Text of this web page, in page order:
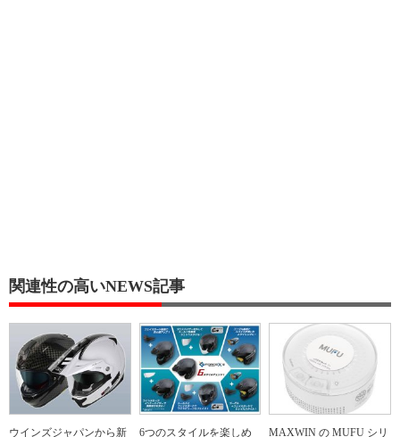
関連性の高いNEWS記事
ウインズジャパンから新
6つのスタイルを楽しめ
MAXWIN の MUFU シリ